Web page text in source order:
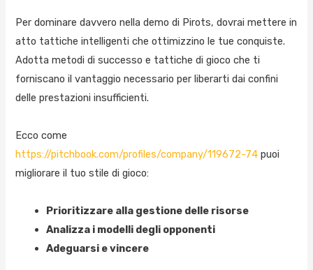
Per dominare davvero nella demo di Pirots, dovrai mettere in
atto tattiche intelligenti che ottimizzino le tue conquiste.
Adotta metodi di successo e tattiche di gioco che ti
forniscano il vantaggio necessario per liberarti dai confini
delle prestazioni insufficienti.
Ecco come
https://pitchbook.com/profiles/company/119672-74 puoi
migliorare il tuo stile di gioco:
Prioritizzare alla gestione delle risorse
Analizza i modelli degli opponenti
Adeguarsi e vincere